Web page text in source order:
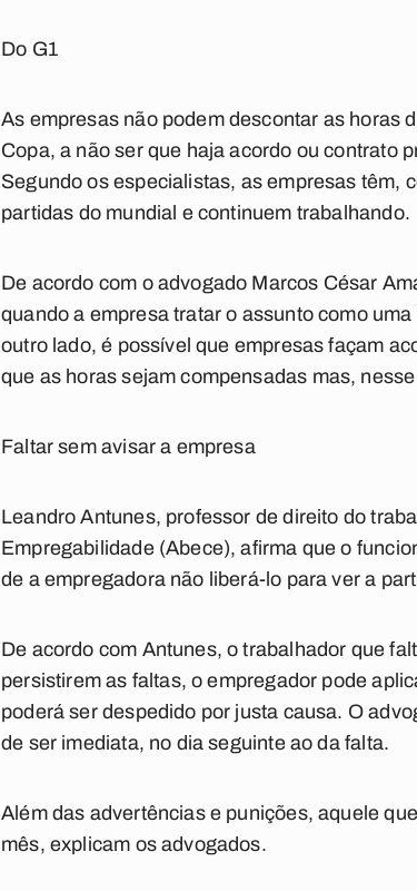
Do G1
As empresas não podem descontar as horas
Copa, a não ser que haja acordo ou contrato
Segundo os especialistas, as empresas têm,
partidas do mundial e continuem trabalhando.
De acordo com o advogado Marcos César
quando a empresa tratar o assunto como
outro lado, é possível que empresas façam
que as horas sejam compensadas mas,
Faltar sem avisar a empresa
Leandro Antunes, professor de direito do
Empregabilidade (Abece), afirma que o
de a empregadora não liberá-lo para ver a
De acordo com Antunes, o trabalhador que
persistirem as faltas, o empregador pode
poderá ser despedido por justa causa. O
de ser imediata, no dia seguinte ao da falta.
Além das advertências e punições, aquele
mês, explicam os advogados.